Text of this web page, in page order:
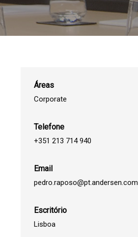
Áreas
Corporate
Telefone
+351 213 714 940
Email
pedro.raposo@pt.andersen.com
Escritório
Lisboa